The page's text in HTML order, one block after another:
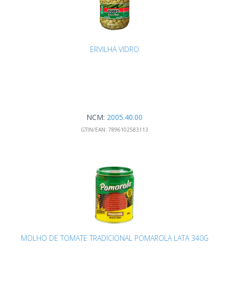
ERVILHA VIDRO
NCM: 2005.40.00
GTIN/EAN: 7896102583113
MOLHO DE TOMATE TRADICIONAL POMAROLA LATA 340G